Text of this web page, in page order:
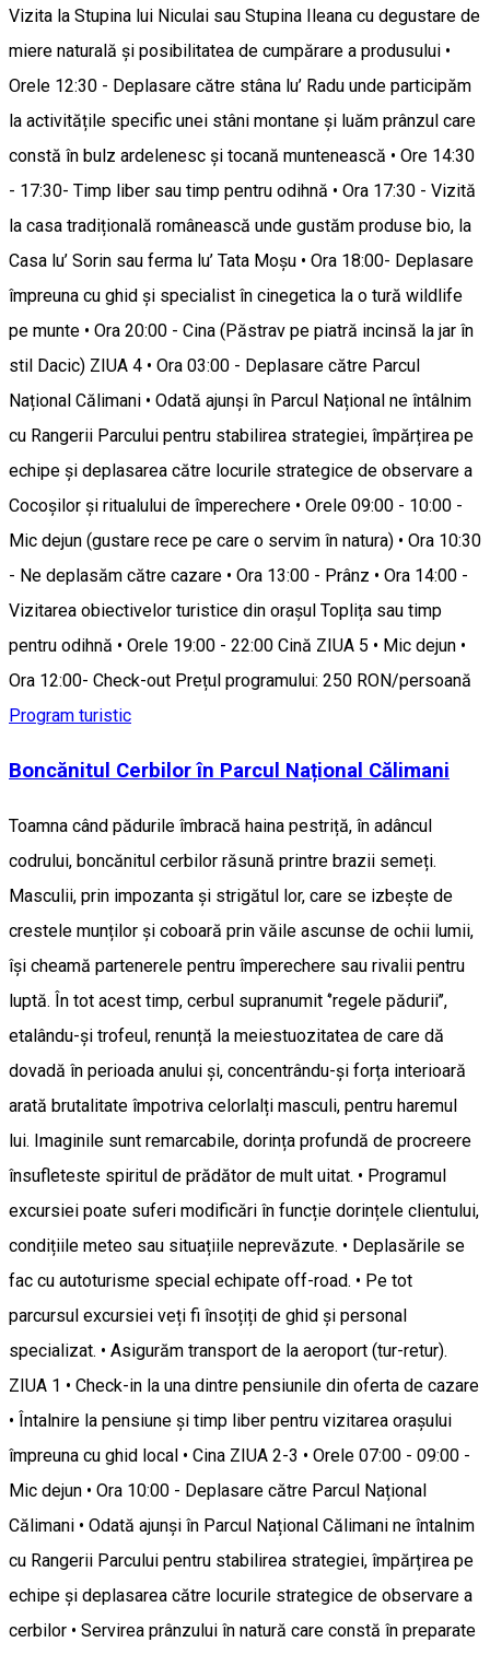
Vizita la Stupina lui Niculai sau Stupina Ileana cu degustare de
miere naturală și posibilitatea de cumpărare a produsului •
Orele 12:30 - Deplasare către stâna lu’ Radu unde participăm
la activitățile specific unei stâni montane și luăm prânzul care
constă în bulz ardelenesc și tocană muntenească • Ore 14:30
- 17:30- Timp liber sau timp pentru odihnă • Ora 17:30 - Vizită
la casa tradițională românească unde gustăm produse bio, la
Casa lu’ Sorin sau ferma lu’ Tata Moșu • Ora 18:00- Deplasare
împreuna cu ghid și specialist în cinegetica la o tură wildlife
pe munte • Ora 20:00 - Cina (Păstrav pe piatră incinsă la jar în
stil Dacic) ZIUA 4 • Ora 03:00 - Deplasare către Parcul
Național Călimani • Odată ajunși în Parcul Național ne întâlnim
cu Rangerii Parcului pentru stabilirea strategiei, împărțirea pe
echipe și deplasarea către locurile strategice de observare a
Cocoșilor și ritualului de împerechere • Orele 09:00 - 10:00 -
Mic dejun (gustare rece pe care o servim în natura) • Ora 10:30
- Ne deplasăm către cazare • Ora 13:00 - Prânz • Ora 14:00 -
Vizitarea obiectivelor turistice din orașul Toplița sau timp
pentru odihnă • Orele 19:00 - 22:00 Cină ZIUA 5 • Mic dejun •
Ora 12:00- Check-out Prețul programului: 250 RON/persoană
Program turistic
Boncănitul Cerbilor în Parcul Național Călimani
Toamna când pădurile îmbracă haina pestriță, în adâncul
codrului, boncănitul cerbilor răsună printre brazii semeți.
Masculii, prin impozanta și strigătul lor, care se izbește de
crestele munților și coboară prin văile ascunse de ochii lumii,
își cheamă partenerele pentru împerechere sau rivalii pentru
luptă. În tot acest timp, cerbul supranumit ‘’regele pădurii’’,
etalându-și trofeul, renunță la meiestuozitatea de care dă
dovadă în perioada anului și, concentrându-și forța interioară
arată brutalitate împotriva celorlalți masculi, pentru haremul
lui. Imaginile sunt remarcabile, dorința profundă de procreere
însufleteste spiritul de prădător de mult uitat. • Programul
excursiei poate suferi modificări în funcție dorințele clientului,
condițiile meteo sau situațiile neprevăzute. • Deplasările se
fac cu autoturisme special echipate off-road. • Pe tot
parcursul excursiei veți fi însoțiți de ghid și personal
specializat. • Asigurăm transport de la aeroport (tur-retur).
ZIUA 1 • Check-in la una dintre pensiunile din oferta de cazare
• Întalnire la pensiune și timp liber pentru vizitarea orașului
împreuna cu ghid local • Cina ZIUA 2-3 • Orele 07:00 - 09:00 -
Mic dejun • Ora 10:00 - Deplasare către Parcul Național
Călimani • Odată ajunși în Parcul Național Călimani ne întalnim
cu Rangerii Parcului pentru stabilirea strategiei, împărțirea pe
echipe și deplasarea către locurile strategice de observare a
cerbilor • Servirea prânzului în natură care constă în preparate